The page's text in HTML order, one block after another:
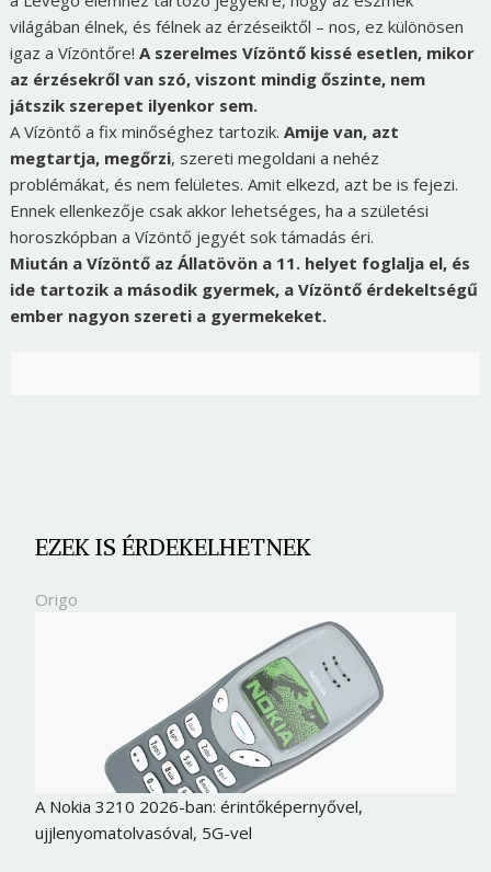
világában élnek, és félnek az érzéseiktől – nos, ez különösen
igaz a Vízöntőre! A szerelmes Vízöntő kissé esetlen, mikor
az érzésekről van szó, viszont mindig őszinte, nem
játszik szerepet ilyenkor sem.
A Vízöntő a fix minőséghez tartozik. Amije van, azt
megtartja, megőrzi, szereti megoldani a nehéz
problémákat, és nem felületes. Amit elkezd, azt be is fejezi.
Ennek ellenkezője csak akkor lehetséges, ha a születési
horoszkópban a Vízöntő jegyét sok támadás éri.
Miután a Vízöntő az Állatövön a 11. helyet foglalja el, és
ide tartozik a második gyermek, a Vízöntő érdekeltségű
ember nagyon szereti a gyermekeket.
EZEK IS ÉRDEKELHETNEK
Origo
A Nokia 3210 2026-ban: érintőképernyővel,
ujjlenyomatolvasóval, 5G-vel